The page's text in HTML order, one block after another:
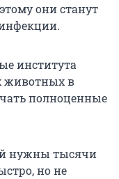
они станут
института
животных в
полноценные
нужны тысячи
но не